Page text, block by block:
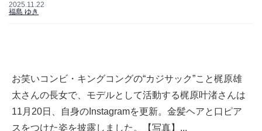
2025.11.22
福島 ゆき
お笑いコンビ・キングコングの“カジサック”こと梶原雄
太さんの長女で、モデルとして活動する梶原叶渚さんは
11月20日、自身のInstagramを更新。金髪ヘアと口ピア
スをつけた姿を披露しました。【写真】...